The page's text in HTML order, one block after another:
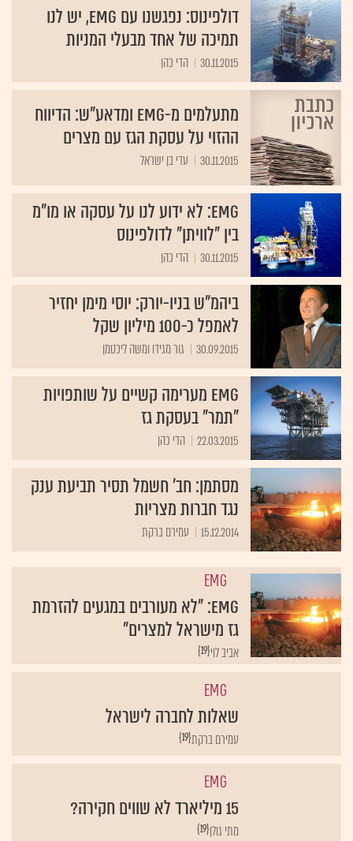
דולפינוס: נפגשנו עם EMG, יש לנו
תמיכה של אחד מבעלי המניות
30.11.2015 הדי כהן
מתעלמים מ-EMG ומדאע"ש: הדיווח
ההזוי על עסקת הגז עם מצרים
30.11.2015 עדי בן ישראל
EMG: לא ידוע לנו על עסקה או מו"מ
בין "לוויתן" לדולפינוס
30.11.2015 הדי כהן
ביהמ"ש בניו-יורק: יוסי מימן יחזיר
לאמפל כ-100 מיליון שקל
30.09.2015 גור מגידו ומשה ליכטמן
EMG מערימה קשיים על שותפויות
"תמר" בעסקת גז
22.03.2015 הדי כהן
מסתמן: חב' חשמל תסיר תביעת ענק
נגד חברות מצריות
15.12.2014 עמירם ברקת
EMG
EMG: "לא מעורבים במגעים להזרמת
גז מישראל למצרים"
{19}אביב לוי
EMG
שאלות לחברה לישראל
{19}עמירם ברקת
EMG
15 מיליארד לא שווים חקירה?
{19}מתי גולן